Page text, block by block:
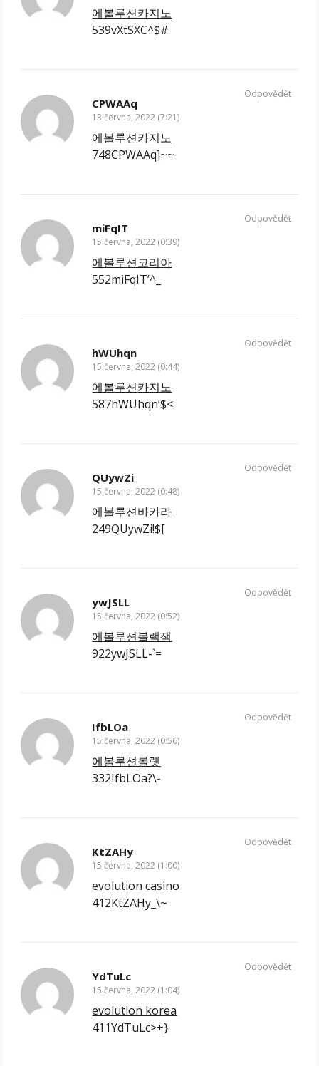
에볼루션카지노
539vXtSXC^$#
CPWAAq
13 června, 2022 (7:21)
에볼루션카지노
748CPWAAq]~~
Odpovědět
miFqIT
15 června, 2022 (0:39)
에볼루션코리아
552miFqIT’^_
Odpovědět
hWUhqn
15 června, 2022 (0:44)
에볼루션카지노
587hWUhqn’$<
Odpovědět
QUywZi
15 června, 2022 (0:48)
에볼루션바카라
249QUywZi!$[
Odpovědět
ywJSLL
15 června, 2022 (0:52)
에볼루션블랙잭
922ywJSLL-`=
Odpovědět
IfbLOa
15 června, 2022 (0:56)
에볼루션롤렛
332IfbLOa?\-
Odpovědět
KtZAHy
15 června, 2022 (1:00)
evolution casino
412KtZAHy_\~
Odpovědět
YdTuLc
15 června, 2022 (1:04)
evolution korea
411YdTuLc>+}
Odpovědět